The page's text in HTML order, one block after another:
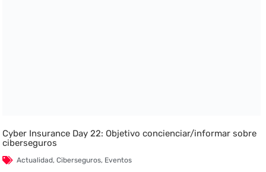
Cyber Insurance Day 22: Objetivo concienciar/informar sobre
ciberseguros
Actualidad,Ciberseguros, Eventos